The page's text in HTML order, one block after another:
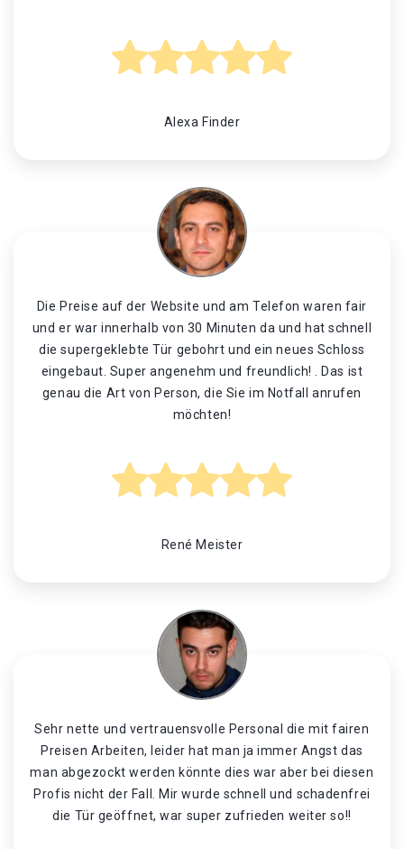
Alexa Finder
Die Preise auf der Website und am Telefon waren fair
und er war innerhalb von 30 Minuten da und hat schnell
die supergeklebte Tür gebohrt und ein neues Schloss
eingebaut. Super angenehm und freundlich! . Das ist
genau die Art von Person, die Sie im Notfall anrufen
möchten!
René Meister
Sehr nette und vertrauensvolle Personal die mit fairen
Preisen Arbeiten, leider hat man ja immer Angst das
man abgezockt werden könnte dies war aber bei diesen
Profis nicht der Fall. Mir wurde schnell und schadenfrei
die Tür geöffnet, war super zufrieden weiter so!!